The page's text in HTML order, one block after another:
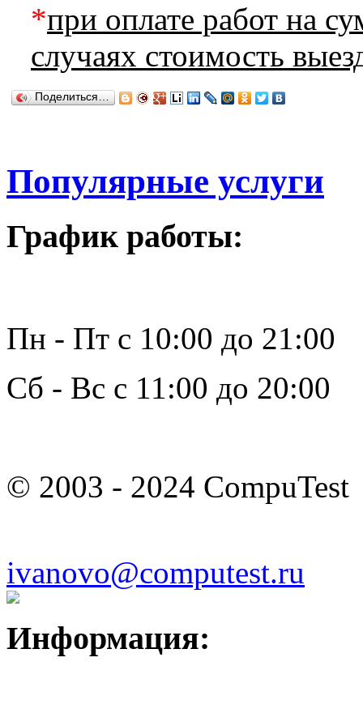
*при оплате работ на
случаях стоимость
Поделиться…
Популярные услуги
График работы:
Пн - Пт с 10:00 до 21:00
Сб - Вс с 11:00 до 20:00
© 2003 - 2024 CompuTest
ivanovo@computest.ru
Информация: